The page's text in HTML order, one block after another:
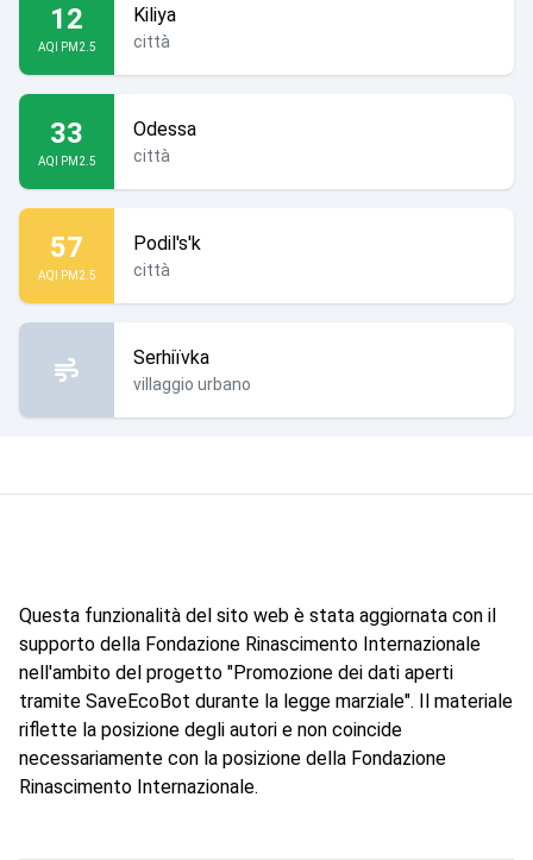
12
AQI PM2.5
Kiliya
città
33
AQI PM2.5
Odessa
città
57
AQI PM2.5
Podil's'k
città
Serhiïvka
villaggio urbano
Questa funzionalità del sito web è stata aggiornata con il
supporto della Fondazione Rinascimento Internazionale
nell'ambito del progetto "Promozione dei dati aperti
tramite SaveEcoBot durante la legge marziale". Il materiale
riflette la posizione degli autori e non coincide
necessariamente con la posizione della Fondazione
Rinascimento Internazionale.